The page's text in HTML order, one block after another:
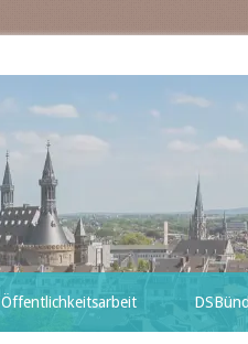
Öffentlichkeitsarbeit